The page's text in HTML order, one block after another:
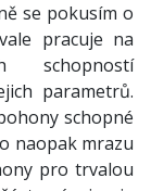
se pokusím o
pracuje na
schopností
parametrů.
schopné
naopak mrazu
pro trvalou